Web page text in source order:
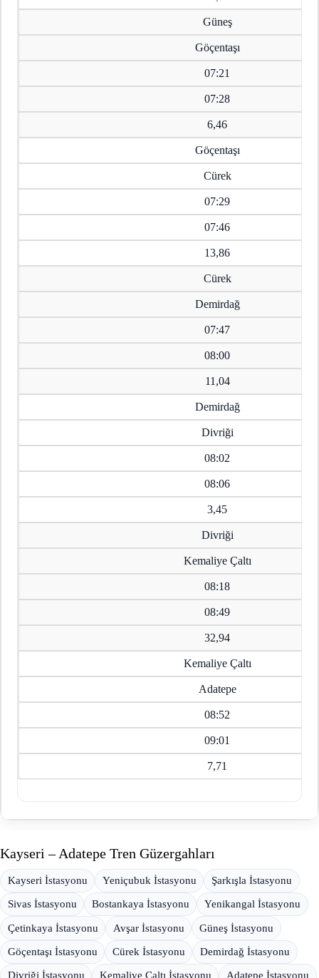
Güneş
Göçentaşı
07:21
07:28
6,46
Göçentaşı
Cürek
07:29
07:46
13,86
Cürek
Demirdağ
07:47
08:00
11,04
Demirdağ
Divriği
08:02
08:06
3,45
Divriği
Kemaliye Çaltı
08:18
08:49
32,94
Kemaliye Çaltı
Adatepe
08:52
09:01
7,71
Kayseri – Adatepe Tren Güzergahları
Kayseri İstasyonu Yeniçubuk İstasyonu Şarkışla İstasyonu
Sivas İstasyonu Bostankaya İstasyonu Yenikangal İstasyonu
Çetinkaya İstasyonu Avşar İstasyonu Güneş İstasyonu
Göçentaşı İstasyonu Cürek İstasyonu Demirdağ İstasyonu
Divriği İstasyonu Kemaliye Çaltı İstasyonu Adatepe İstasyonu